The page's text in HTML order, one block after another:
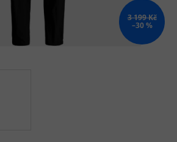
3 199 Kč
–30 %